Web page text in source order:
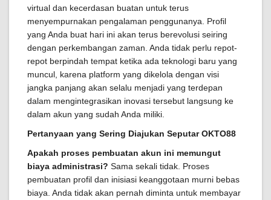
virtual dan kecerdasan buatan untuk terus
menyempurnakan pengalaman penggunanya. Profil
yang Anda buat hari ini akan terus berevolusi seiring
dengan perkembangan zaman. Anda tidak perlu repot-
repot berpindah tempat ketika ada teknologi baru yang
muncul, karena platform yang dikelola dengan visi
jangka panjang akan selalu menjadi yang terdepan
dalam mengintegrasikan inovasi tersebut langsung ke
dalam akun yang sudah Anda miliki.
Pertanyaan yang Sering Diajukan Seputar OKTO88
Apakah proses pembuatan akun ini memungut
biaya administrasi? Sama sekali tidak. Proses
pembuatan profil dan inisiasi keanggotaan murni bebas
biaya. Anda tidak akan pernah diminta untuk membayar